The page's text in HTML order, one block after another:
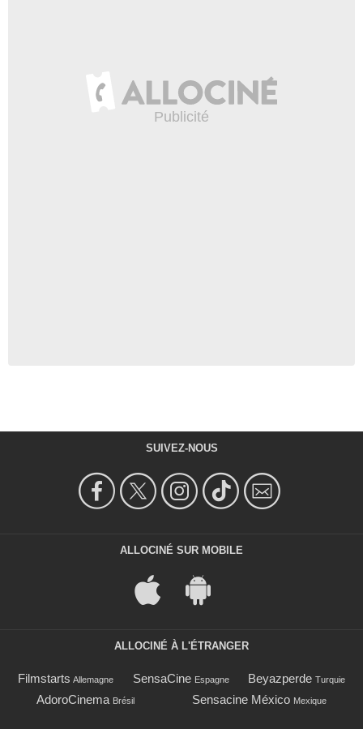
SUIVEZ-NOUS
ALLOCINÉ SUR MOBILE
ALLOCINÉ À L'ÉTRANGER
Filmstarts Allemagne SensaCine Espagne Beyazperde Turquie
AdoroCinema Brésil Sensacine México Mexique